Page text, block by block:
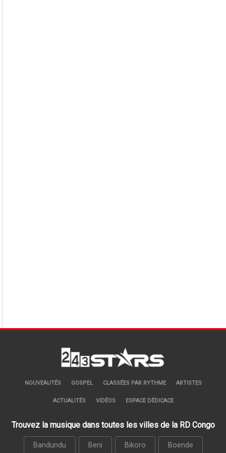
NOUVEAUTÉS GOSPEL CLASSÉES PAR RYTHME ARTISTES
ACTUALITÉS VIDÉOS ESPACE DÉDICACE
Trouvez la musique dans toutes les villes de la RD Congo
Bandundu Beni Bikoro Boende